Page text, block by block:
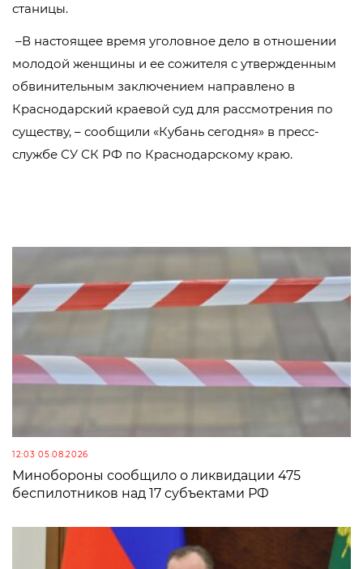
станицы.
–В настоящее время уголовное дело в отношении
молодой женщины и ее сожителя с утвержденным
обвинительным заключением направлено в
Краснодарский краевой суд для рассмотрения по
существу, – сообщили «Кубань сегодня» в пресс-
службе СУ СК РФ по Краснодарскому краю.
12:03 05.08.2026
Минобороны сообщило о ликвидации 475
беспилотников над 17 субъектами РФ